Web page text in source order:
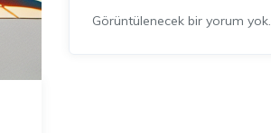
Görüntülenecek bir yorum yok.